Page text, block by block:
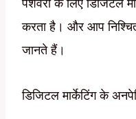
पेशेवरों के लिए डिजिटल
करता है। और आप
जानते हैं।
डिजिटल मार्केटिंग के